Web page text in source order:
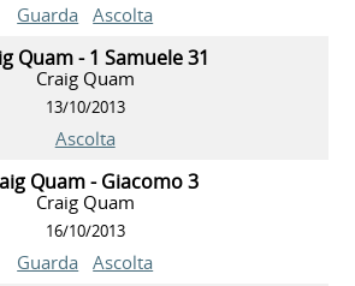
Guarda Ascolta
Quam - 1 Samuele 31
Craig Quam
13/10/2013
Ascolta
Quam - Giacomo 3
Craig Quam
16/10/2013
Guarda Ascolta